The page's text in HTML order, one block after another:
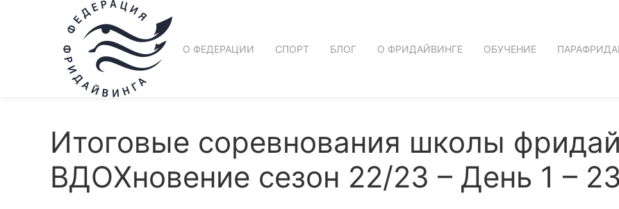
О ФЕДЕРАЦИИ СПОРТ БЛОГ О ФРИДАЙВИНГЕ ОБУЧЕНИЕ
Итоговые соревнования школы
ВДОХновение сезон 22/23 – День 1 –